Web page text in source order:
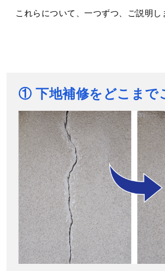
これらについて、一つずつ、ご説明し
① 下地補修をどこまで